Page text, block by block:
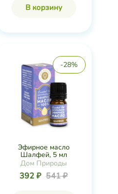
В корзину
-28%
Эфирное масло
Шалфей, 5 мл
Дом Природы
392 ₽ 541 ₽